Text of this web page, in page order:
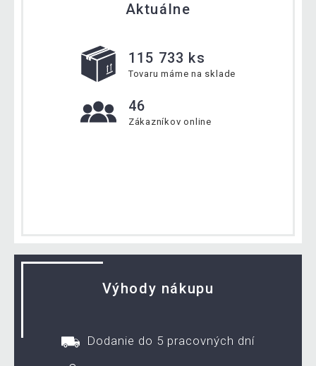
Aktuálne
115 733 ks
Tovaru máme na sklade
46
Zákazníkov online
Výhody nákupu
Dodanie do 5 pracovných dní